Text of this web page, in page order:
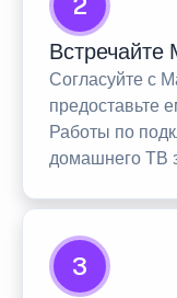
Встречайте
Согласуйте с
предоставьте
Работы по
домашнего ТВ
3